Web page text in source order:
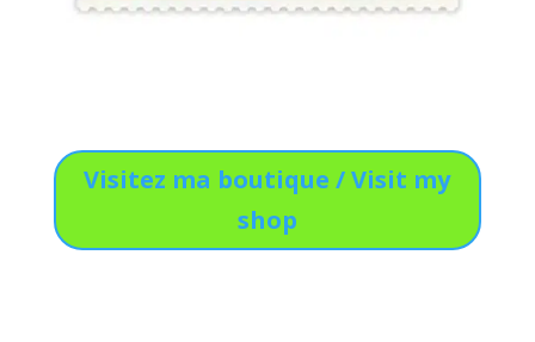
Visitez ma boutique / Visit my
shop